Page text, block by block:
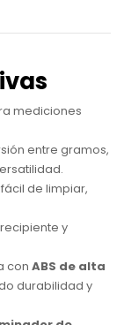
mediciones
entre gramos,
de limpiar,
y
con ABS de alta
durabilidad y